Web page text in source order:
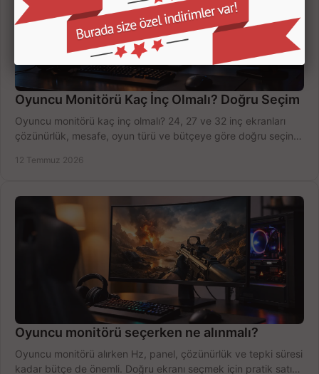
Oyuncu Monitörü Kaç İnç Olmalı? Doğru Seçim
Oyuncu monitörü kaç inç olmalı? 24, 27 ve 32 inç ekranları
çözünürlük, mesafe, oyun türü ve bütçeye göre doğru seçin,
12 Temmuz 2026
Oyuncu monitörü seçerken ne alınmalı?
Oyuncu monitörü alırken Hz, panel, çözünürlük ve tepki süresi
kadar bütçe de önemli. Doğru ekranı seçmek için pratik satın